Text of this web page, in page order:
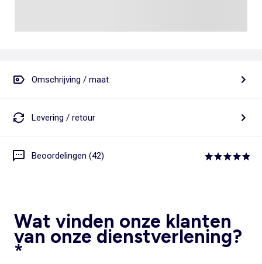
Omschrijving / maat
Levering / retour
Beoordelingen (42)
Wat vinden onze klanten
van onze dienstverlening?
*